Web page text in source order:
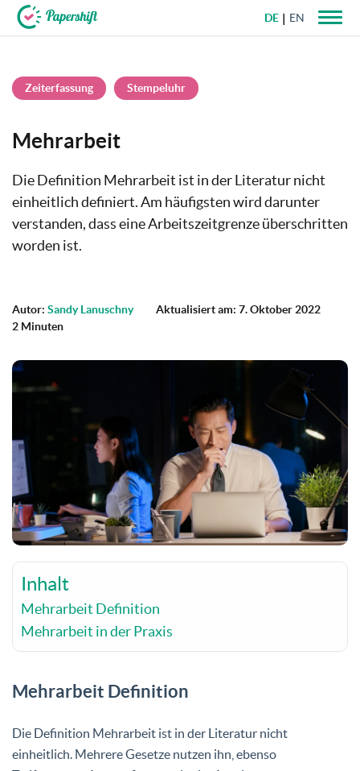
DE EN
Zeiterfassung Stempeluhr
Mehrarbeit
Die Definition Mehrarbeit ist in der Literatur nicht
einheitlich definiert. Am häufigsten wird darunter
verstanden, dass eine Arbeitszeitgrenze überschritten
worden ist.
Autor: Sandy Lanuschny
Aktualisiert am: 7. Oktober 2022
2 Minuten
Inhalt
Mehrarbeit Definition
Mehrarbeit in der Praxis
Mehrarbeit Definition
Die Definition Mehrarbeit ist in der Literatur nicht
einheitlich. Mehrere Gesetze nutzen ihn, ebenso